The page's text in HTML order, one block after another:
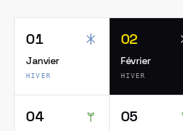
01
Janvier
HIVER
02
Février
HIVER
04 05